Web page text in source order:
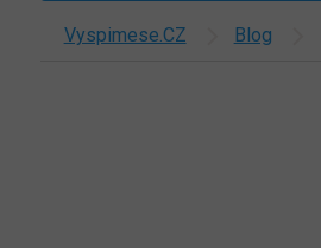
Vyspimese.CZ Blog